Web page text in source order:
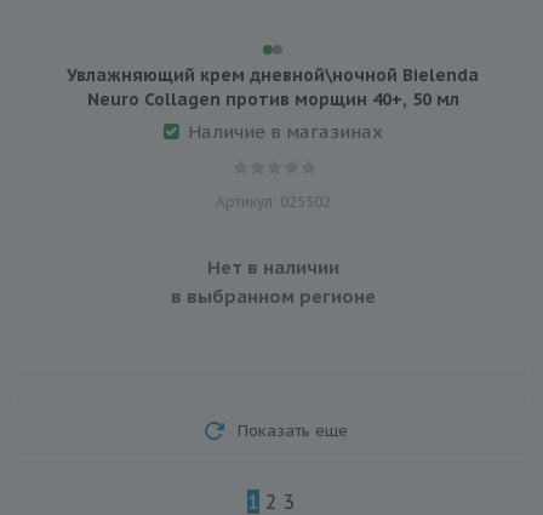
Увлажняющий крем дневной\ночной Bielenda
Neuro Collagen против морщин 40+, 50 мл
Наличие в магазинах
Артикул: 025502
Нет в наличии
в выбранном регионе
Показать еще
1 2 3